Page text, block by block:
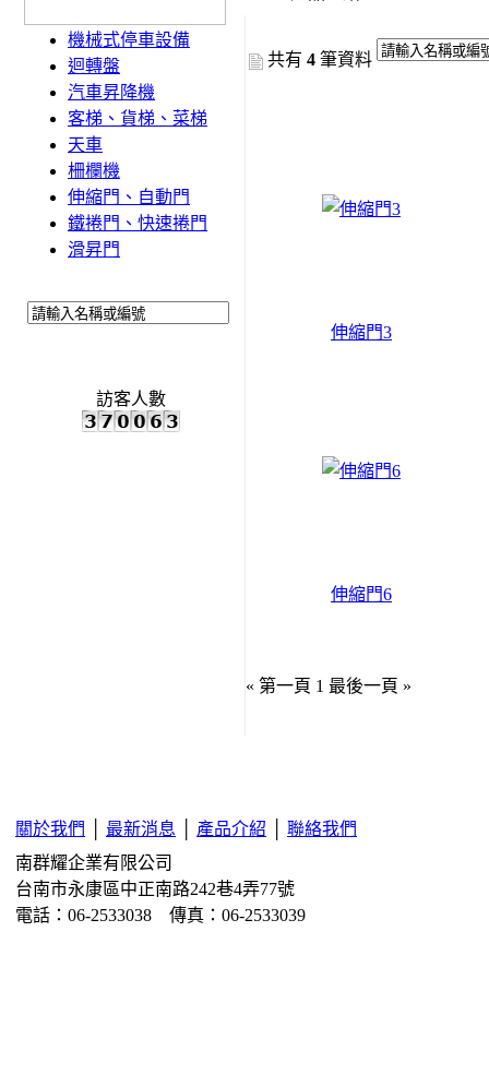
機械式停車設備
迴轉盤
汽車昇降機
客梯、貨梯、菜梯
天車
柵欄機
伸縮門、自動門
鐵捲門、快速捲門
滑昇門
訪客人數
共有 4 筆資料
伸縮門3
伸縮門6
« 第一頁 1 最後一頁 »
關於我們 最新消息 產品介紹
聯絡我們
南群耀企業有限公司
台南市永康區中正南路242巷4弄77號
電話：06-2533038 傳真：06-2533039